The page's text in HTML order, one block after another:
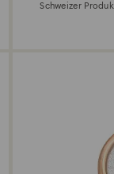
Schweizer